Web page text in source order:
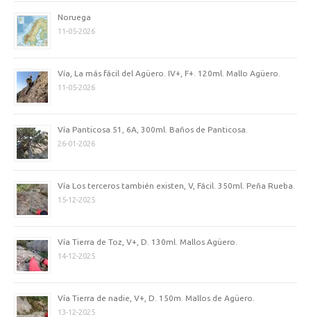
Noruega
11-05-2026
Vía, La más fácil del Agüero. IV+, F+. 120ml. Mallo Agüero.
11-05-2026
Vía Panticosa 51, 6A, 300ml. Baños de Panticosa.
26-01-2026
Vía Los terceros también existen, V, Fácil. 350ml. Peña Rueba.
15-12-2025
Vía Tierra de Toz, V+, D. 130ml. Mallos Agüero.
14-12-2025
Vía Tierra de nadie, V+, D. 150m. Mallos de Agüero.
13-12-2025